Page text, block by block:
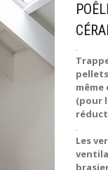
.
(pour
.
Les